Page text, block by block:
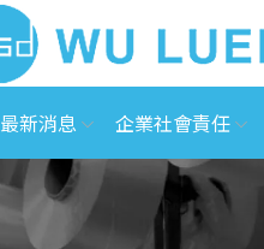
最新消息 企業社會責任